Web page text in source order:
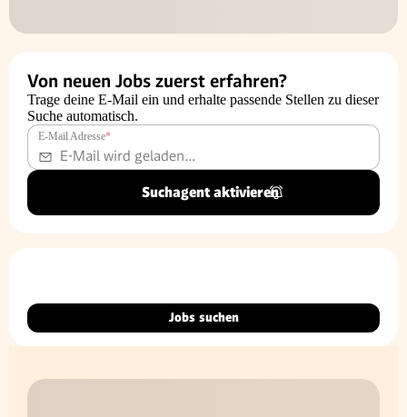
Von neuen Jobs zuerst erfahren?
Trage deine E-Mail ein und erhalte passende Stellen zu dieser
Suche automatisch.
E-Mail Adresse*
Suchagent aktivieren
Jobs suchen